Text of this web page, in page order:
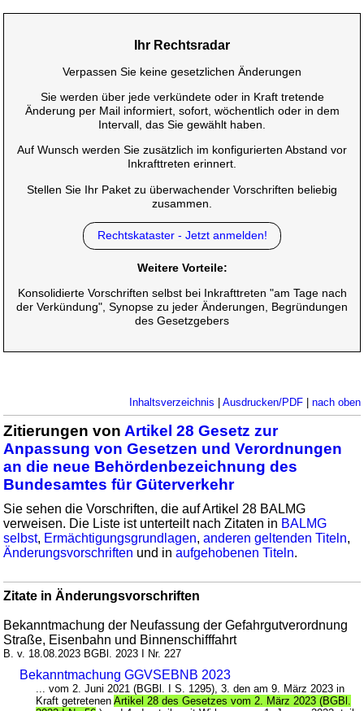
Ihr Rechtsradar
Verpassen Sie keine gesetzlichen Änderungen
Sie werden über jede verkündete oder in Kraft tretende
Änderung per Mail informiert, sofort, wöchentlich oder in dem
Intervall, das Sie gewählt haben.
Auf Wunsch werden Sie zusätzlich im konfigurierten Abstand vor
Inkrafttreten erinnert.
Stellen Sie Ihr Paket zu überwachender Vorschriften beliebig
zusammen.
Rechtskataster - Jetzt anmelden!
Weitere Vorteile:
Konsolidierte Vorschriften selbst bei Inkrafttreten "am Tage nach
der Verkündung", Synopse zu jeder Änderungen, Begründungen
des Gesetzgebers
Inhaltsverzeichnis Ausdrucken/PDF| nach oben
Zitierungen von Artikel 28 Gesetz zur
Anpassung von Gesetzen und Verordnungen
an die neue Behördenbezeichnung des
Bundesamtes für Güterverkehr
Sie sehen die Vorschriften, die auf Artikel 28 BALMG
verweisen. Die Liste ist unterteilt nach Zitaten in BALMG
selbst, Ermächtigungsgrundlagen,anderen geltenden Titeln,
Änderungsvorschriften und inaufgehobenen Titeln.
Zitate in Änderungsvorschriften
Bekanntmachung der Neufassung der Gefahrgutverordnung
Straße, Eisenbahn und Binnenschifffahrt
B. v. 18.08.2023 BGBl. 2023 I Nr. 227
Bekanntmachung GGVSEBNB 2023
... vom 2. Juni 2021 (BGBl. I S. 1295), 3. den am 9. März 2023 in
Kraft getretenenArtikel 28 des Gesetzes vom 2. März 2023 (BGBl.